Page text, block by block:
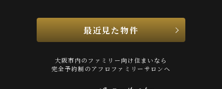
最近見た物件
大阪市内のファミリー向け住まいなら
完全予約制のアフロファミリーサロンへ